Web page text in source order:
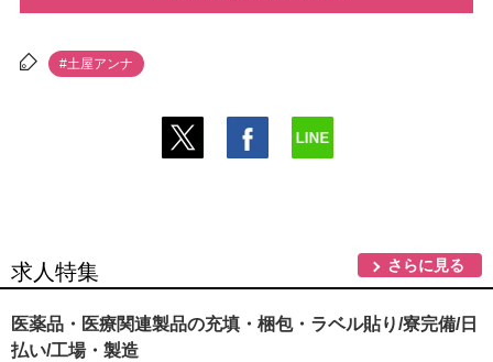
#土屋アンナ
求人特集 さらに見る
医薬品・医療関連製品の充填・梱包・ラベル貼り/寮完備/日
払い/工場・製造